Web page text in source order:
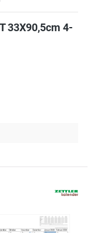
33X90,5cm 4-